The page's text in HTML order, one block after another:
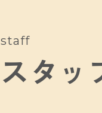
staff
スタッ